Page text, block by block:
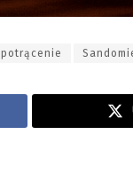
potrącenie